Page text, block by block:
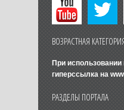
ВОЗРАСТНАЯ
При использовании
гиперссылка на
РАЗДЕЛЫ ПОРТАЛА